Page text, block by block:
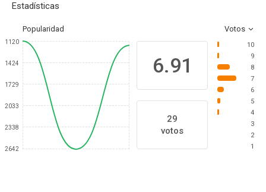
Estadísticas
Popularidad Votos
1120
1424
1729
2033
2338
2642
6.91
29
votos
10
9
8
7
6
5
4
3
2
1